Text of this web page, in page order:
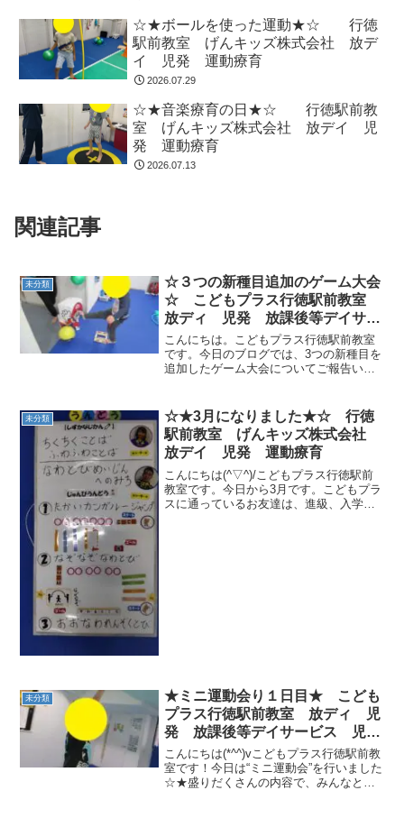
☆★ボールを使った運動★☆ 行徳
駅前教室 げんキッズ株式会社 放デ
イ 児発 運動療育
2026.07.29
☆★音楽療育の日★☆ 行徳駅前教
室 げんキッズ株式会社 放デイ 児
発 運動療育
2026.07.13
関連記事
未分類
☆３つの新種目追加のゲーム大会
☆ こどもプラス行徳駅前教室
放ディ 児発 放課後等デイサー
ビス 児童発達支援事業 無料送
迎 発達障害 運動療育 行
徳 行徳駅前 南行徳 妙典 市
こんにちは。こどもプラス行徳駅前教室
です。今日のブログでは、3つの新種目を
追加したゲーム大会についてご報告いた
ンマーブロスです。キック力、動体視
力、反射神経を養うことを...
未分類
☆★3月になりました★☆ 行徳
駅前教室 げんキッズ株式会社
放デイ 児発 運動療育
こんにちは(^▽^)/こどもプラス行徳駅前
教室です。今日から3月です。こどもプラ
スに通っているお友達は、進級、入学、
未分類
★ミニ運動会り１日目★ こども
プラス行徳駅前教室 放ディ 児
発 放課後等デイサービス 児童
発達支援事業 無料送迎 発達
障害 運動療育 行徳 行徳駅
前 南行徳 妙典 市川市
こんにちは(*^^)vこどもプラス行徳駅前教
室です！今日は“ミニ運動会”を行いました
☆★盛りだくさんの内容で、みんなとっ